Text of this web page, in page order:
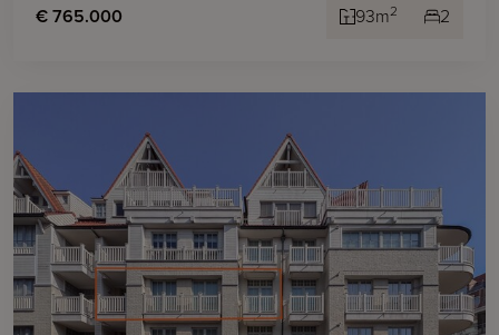
€ 765.000 93m2 2